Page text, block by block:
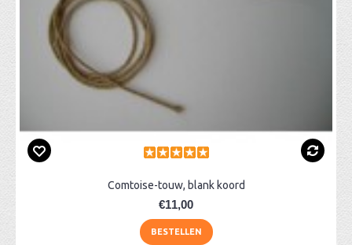
Comtoise-touw, blank koord
€11,00
BESTELLEN